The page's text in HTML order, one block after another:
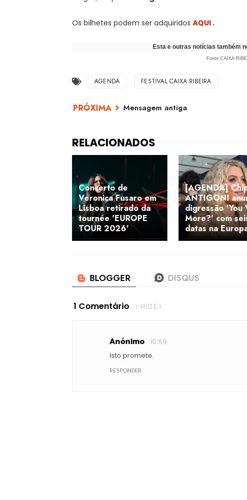
Os bilhetes podem ser adquiridos AQUI .
Esta e outras notícias também
Fonte:CAIXA
AGENDA FESTIVAL CAIXA RIBEIRA
Mensagem antiga
Concerto de
Veronica Fusaro em
Lisboa retirado da
tournée 'EUROPE
TOUR 2026'
[AGENDA]
ANTIGONI
digressão 'You
More?' com
datas na
1 Comentário ( HIDE )
Anónimo 10:59
Isto promete.
RESPONDER